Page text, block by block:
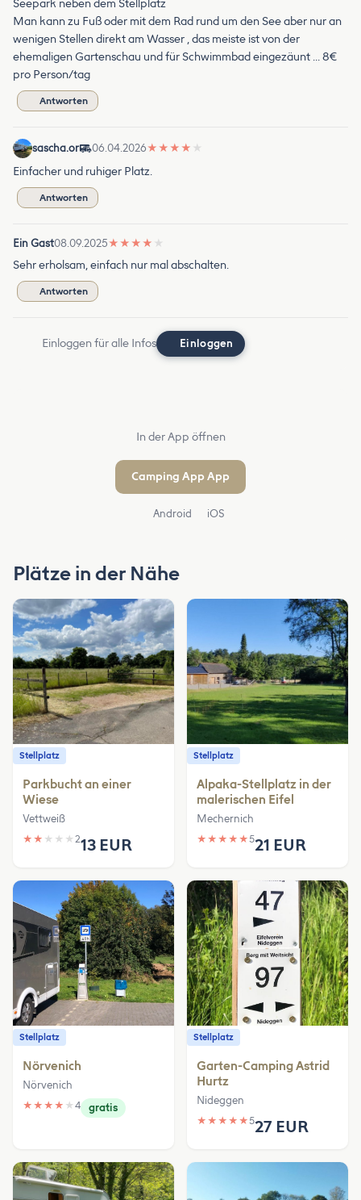
Seepark neben dem Stellplatz
Man kann zu Fuß oder mit dem Rad rund um den See aber nur an
wenigen Stellen direkt am Wasser , das meiste ist von der
ehemaligen Gartenschau und für Schwimmbad eingezäunt … 8€
pro Person/tag
Antworten
sascha.or 06.04.2026★ ★ ★ ★ ★
Einfacher und ruhiger Platz.
Antworten
Ein Gast08.09.2025★ ★ ★ ★ ★
Sehr erholsam, einfach nur mal abschalten.
Antworten
Einloggen für alle Infos Einloggen
In der App öffnen
Camping App App
Android iOS
Plätze in der Nähe
Stellplatz
Parkbucht an einer
Wiese
Vettweiß
★ ★ ★ ★ ★ 213 EUR
Stellplatz
Alpaka-Stellplatz in der
malerischen Eifel
Mechernich
★ ★ ★ ★ ★521 EUR
Stellplatz
Nörvenich
Nörvenich
★ ★ ★ ★ ★ 4 gratis
Stellplatz
Garten-Camping Astrid
Hurtz
Nideggen
★ ★ ★ ★ ★527 EUR